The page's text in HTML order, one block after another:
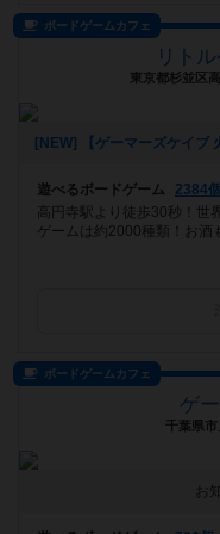
ボードゲームカフェ
リト
東京都杉並区
遊べるボードゲーム
2384個
高円寺駅より徒歩30秒！世
ゲームは約2000種類！お酒
ボードゲームカフェ
ゲ
千葉県
お